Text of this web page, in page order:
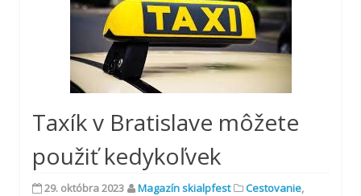
Taxík v Bratislave môžete
použiť kedykoľvek
29. októbra 2023 Magazín skialpfest Cestovanie,